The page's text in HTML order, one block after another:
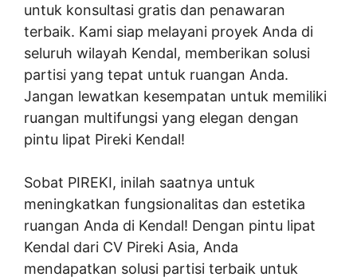
untuk konsultasi gratis dan penawaran
terbaik. Kami siap melayani proyek Anda di
seluruh wilayah Kendal, memberikan solusi
partisi yang tepat untuk ruangan Anda.
Jangan lewatkan kesempatan untuk memiliki
ruangan multifungsi yang elegan dengan
pintu lipat Pireki Kendal!
Sobat PIREKI, inilah saatnya untuk
meningkatkan fungsionalitas dan estetika
ruangan Anda di Kendal! Dengan pintu lipat
Kendal dari CV Pireki Asia, Anda
mendapatkan solusi partisi terbaik untuk